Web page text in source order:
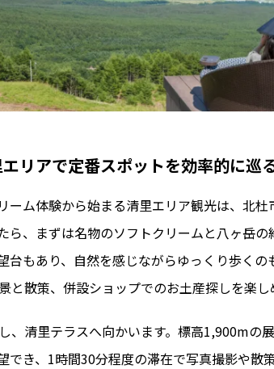
リアで定番スポットを効率的に巡
ーム体験から始まる清里エリア観光は、北
ら、まずは名物のソフトクリームと八ヶ岳
台もあり、自然を感じながらゆっくり歩く
と散策、併設ショップでのお土産探しを楽し
、清里テラスへ向かいます。標高1,900mの
でき、1時間30分程度の滞在で写真撮影や散